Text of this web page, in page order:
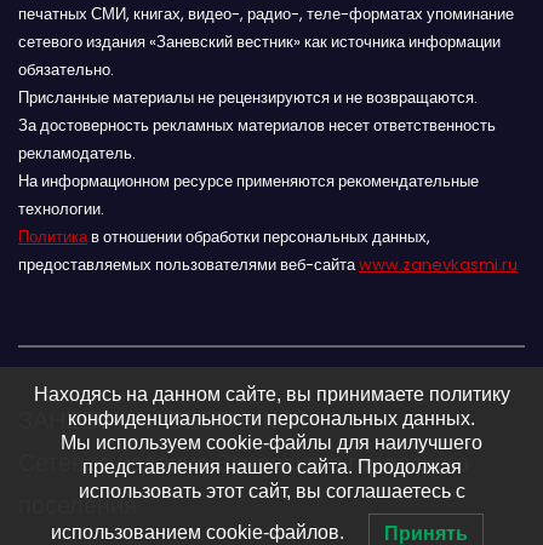
печатных СМИ, книгах, видео-, радио-, теле-форматах упоминание
сетевого издания «Заневский вестник» как источника информации
обязательно.
Присланные материалы не рецензируются и не возвращаются.
За достоверность рекламных материалов несет ответственность
рекламодатель.
На информационном ресурсе применяются рекомендательные
технологии.
Политикав отношении обработки персональных данных,
предоставляемых пользователями веб-сайтаwww.zanevkasmi.ru
ЗАНЕВСКИЙ ВЕСТНИК 16+
Сетевое издание Заневского городского
поселения
Находясь на данном сайте, вы принимаете политику
конфиденциальности персональных данных.
Мы используем cookie-файлы для наилучшего
представления нашего сайта. Продолжая
использовать этот сайт, вы соглашаетесь с
использованием cookie-файлов. Принять